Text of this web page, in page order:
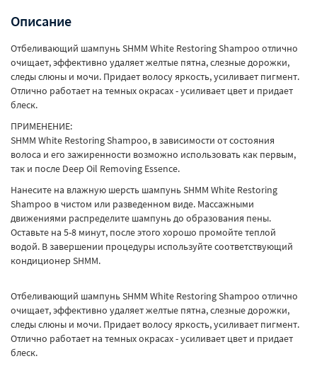
Описание
Отбеливающий шампунь SHMM White Restoring Shampoo отлично
очищает, эффективно удаляет желтые пятна, слезные дорожки,
следы слюны и мочи. Придает волосу яркость, усиливает пигмент.
Отлично работает на темных окрасах - усиливает цвет и придает
блеск.
ПРИМЕНЕНИЕ:
SHMM White Restoring Shampoo, в зависимости от состояния
волоса и его зажиренности возможно использовать как первым,
так и после Deep Oil Removing Essence.
Нанесите на влажную шерсть шампунь SHMM White Restoring
Shampoo в чистом или разведенном виде. Массажными
движениями распределите шампунь до образования пены.
Оставьте на 5-8 минут, после этого хорошо промойте теплой
водой. В завершении процедуры используйте соответствующий
кондиционер SHMM.
Отбеливающий шампунь SHMM White Restoring Shampoo отлично
очищает, эффективно удаляет желтые пятна, слезные дорожки,
следы слюны и мочи. Придает волосу яркость, усиливает пигмент.
Отлично работает на темных окрасах - усиливает цвет и придает
блеск.